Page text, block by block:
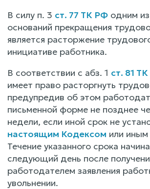
В силу п. 3 ст. 77 ТК РФ одним
оснований прекращения
является расторжение
инициативе работника.
В соответствии с абз. 1 ст. 81
имеет право расторгнуть
предупредив об этом
письменной форме не позднее
недели, если иной срок не
настоящим Кодексом или иным
Течение указанного срока
следующий день после
работодателем заявления
увольнении.